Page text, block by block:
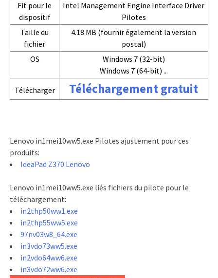
Fit pour le
dispositif
Intel Management Engine Interface Driver
Pilotes
Taille du
fichier
4.18 MB (fournir également la version
postal)
OS
Windows 7 (32-bit)
Windows 7 (64-bit) ...
Télécharger
Téléchargement gratuit
Lenovo in1mei10ww5.exe Pilotes ajustement pour ces
produits:
IdeaPad Z370 Lenovo
Lenovo in1mei10ww5.exe liés fichiers du pilote pour le
téléchargement:
in2thp50ww1.exe
in2thp55ww5.exe
97nv03w8_64.exe
in3vdo73ww5.exe
in2vdo64ww6.exe
in3vdo72ww6.exe